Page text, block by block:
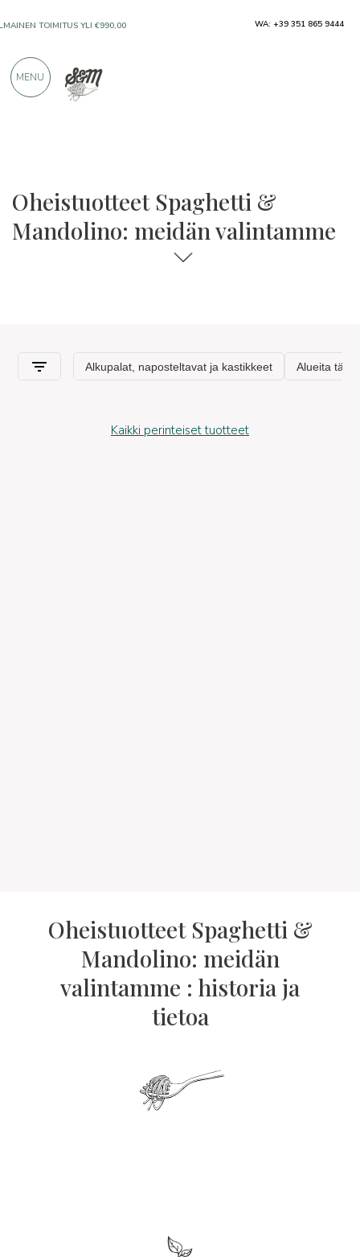
Oheistuotteet Spaghetti &
Mandolino: meidän valintamme
Kaikki perinteiset tuotteet
Oheistuotteet Spaghetti &
Mandolino: meidän
valintamme : historia ja
tietoa
TOIMITUS YLI €990,00
ERINOMAISILTA VALMISTAJILTA
WA: +39 351 865 9444
MENU